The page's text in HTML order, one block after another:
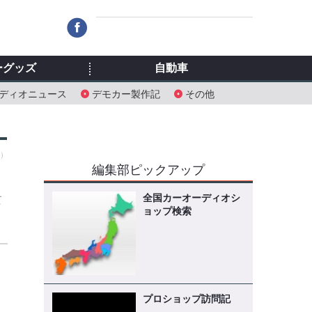
ィオニュース デモカー製作記 その他
グッズ 自動車
編集部ピックアップ
全国カーオーディオシ
ョップ検索
プロショップ訪問記